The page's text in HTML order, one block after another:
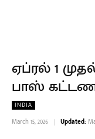
ஏப்ரல் 1
பாஸ்
INDIA
March 15, 2026 Updated: